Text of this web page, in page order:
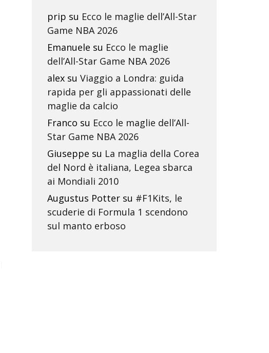
prip su Ecco le maglie dell’All-Star
Game NBA 2026
Emanuele su Ecco le maglie
dell’All-Star Game NBA 2026
alex su Viaggio a Londra: guida
rapida per gli appassionati delle
maglie da calcio
Franco su Ecco le maglie dell’All-
Star Game NBA 2026
Giuseppe su La maglia della Corea
del Nord è italiana, Legea sbarca
ai Mondiali 2010
Augustus Potter su #F1Kits, le
scuderie di Formula 1 scendono
sul manto erboso